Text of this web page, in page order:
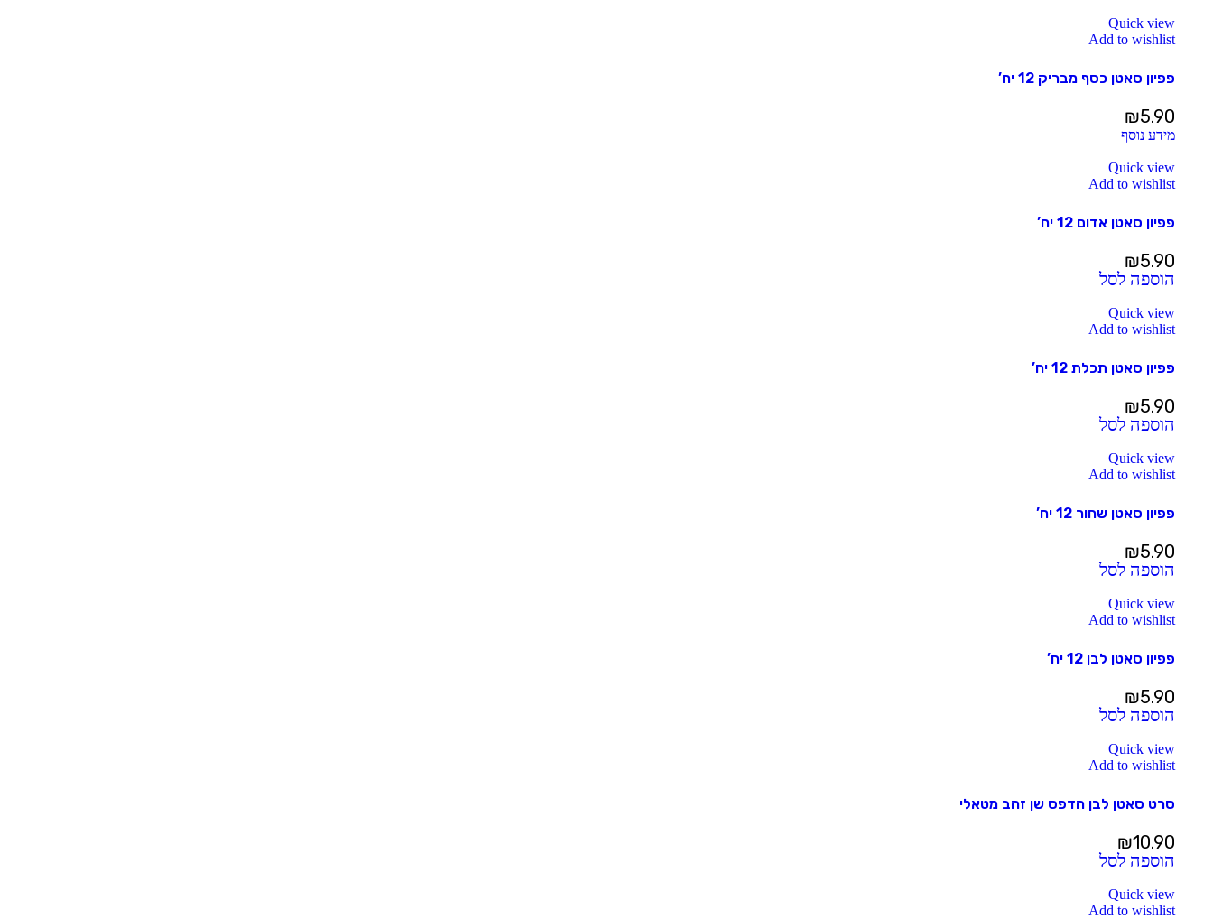
Quick view
Add to wishlist
פפיון סאטן כסף מבריק 12 יח’
₪5.90
מידע נוסף
Quick view
Add to wishlist
פפיון סאטן אדום 12 יח’
₪5.90
הוספה לסל
Quick view
Add to wishlist
פפיון סאטן תכלת 12 יח’
₪5.90
הוספה לסל
Quick view
Add to wishlist
פפיון סאטן שחור 12 יח’
₪5.90
הוספה לסל
Quick view
Add to wishlist
פפיון סאטן לבן 12 יח’
₪5.90
הוספה לסל
Quick view
Add to wishlist
סרט סאטן לבן הדפס שן זהב מטאלי
₪10.90
הוספה לסל
Quick view
Add to wishlist